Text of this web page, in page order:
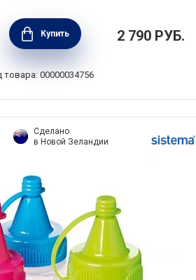
Make & Take 600 мл, белый,
Brabantia, 203848
Купить 2 790 РУБ.
товара: 00000034756
Сделано
в Новой Зеландии